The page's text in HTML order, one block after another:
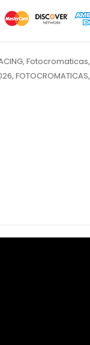
, Fotocromaticas,
, FOTOCROMATICAS,